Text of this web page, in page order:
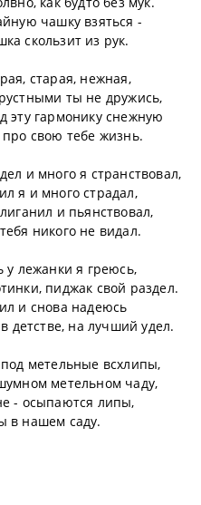
чашку взяться -
скользит из рук.
старая, нежная,
ты не дружись,
эту гармонику снежную
про свою тебе жизнь.
и много я странствовал,
я и много страдал,
и пьянствовал,
никого не видал.
у лежанки я греюсь,
пиджак свой раздел.
и снова надеюсь
детстве, на лучший удел.
метельные всхлипы,
метельном чаду,
- осыпаются липы,
в нашем саду.